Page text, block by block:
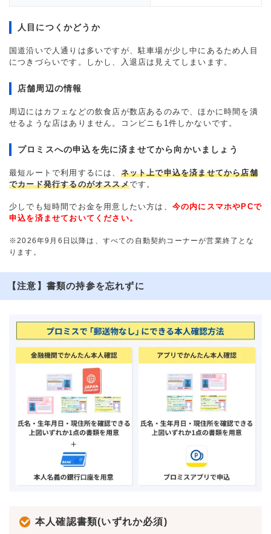
人目につくかどうか
国道沿いで人通りは多いですが、駐車場が少し中にあるため人目
につきづらいです。しかし、入退店は見えてしまいます。
店舗周辺の情報
周辺にはカフェなどの飲食店が数店あるのみで、ほかに時間を潰
せるような店はありません。コンビニも1件しかないです。
プロミスへの申込を先に済ませてから向かいましょう
最短ルートで利用するには、 ネット上で申込を済ませてから店舗
でカード発行するのがオススメです。
少しでも短時間でお金を用意したい方は、 今の内にスマホやPCで
申込を済ませておいてください。
※2026年9月6日以降は、すべての自動契約コーナーが営業終了とな
ります。
【注意】書類の持参を忘れずに
本人確認書類(いずれか必須)